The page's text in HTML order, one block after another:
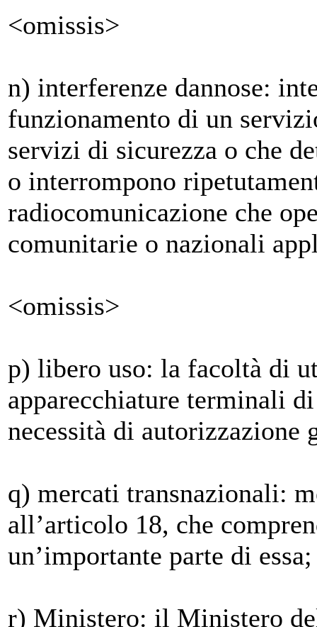
<omissis>
n) interferenze dannose:
funzionamento di un
servizi di sicurezza o che
o interrompono
radiocomunicazione che
comunitarie o nazionali
<omissis>
p) libero uso: la facoltà di
apparecchiature terminali
necessità di autorizzazione
q) mercati transnazionali:
all’articolo 18, che
un’importante parte di essa;
r) Ministero: il Ministero